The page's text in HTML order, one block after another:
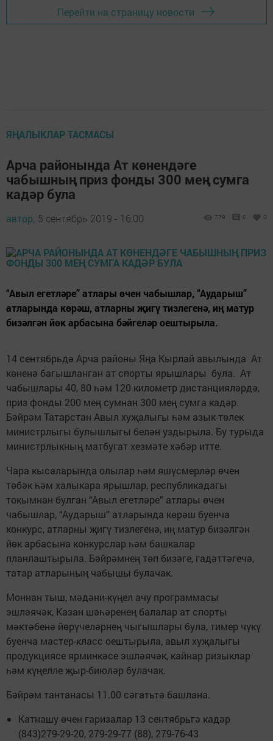
Перейти на страницу новости
ЯҢАЛЫКЛАР ТАСМАСЫ
Арча районында Ат көнендәге
чабышның приз фонды 300 мең сумга
кадәр була
автор, 5 сентябрь 2019 - 16:00 779 0 0
“Авыл егетләре” атлары өчен чабышлар, “Аударыш”
атларында көрәш, атларны җигү тизлегенә, иң матур
бизәлгән йөк арбасына бәйгеләр оештырыла.
14 сентябрьдә Арча районы Яңа Кырлай авылында Ат
көненә багышланган ат спорты ярышлары була. Ат
чабышлары 40, 80 һәм 120 километр дистанцияләрдә,
приз фонды 200 мең сумнан 300 мең сумга кадәр.
Бәйрәм Татарстан Авыл хуҗалыгы һәм азык-төлек
министрлыгы булышлыгы белән уздырыла. Бу турыда
министрлыкның матбугат хезмәте хәбәр итте.
Чара кысаларында олылар һәм яшүсмерләр өчен
төбәк һәм халыкара ярышлар, республикадагы
токымнан булган “Авыл егетләре” атлары өчен
чабышлар, “Аударыш” атларында көрәш буенча
конкурс, атларны җигү тизлегенә, иң матур бизәлгән
йөк арбасына конкурслар һәм башкалар
планлаштырыла. Бәйрәмнең төп бизәге, гадәттәгечә,
татар атларының чабышы булачак.
Моннан тыш, мәдәни-күңел ачу программасы
эшләячәк, Казан шәһәренең балалар ат спорты
мәктәбенә йөрүчеләрнең чыгышлары була, тимер чүкү
буенча мастер-класс оештырыла, авыл хуҗалыгы
продукциясе ярминкәсе эшләячәк, кайнар ризыклар
һәм күңелле җыр-биюләр булачак.
Бәйрәм тантанасы 11.00 сәгатьтә башлана.
Катнашу өчен гаризалар 13 сентябрьгә кадәр
(843)279-29-20, 279-29-77 (88), 279-76-43